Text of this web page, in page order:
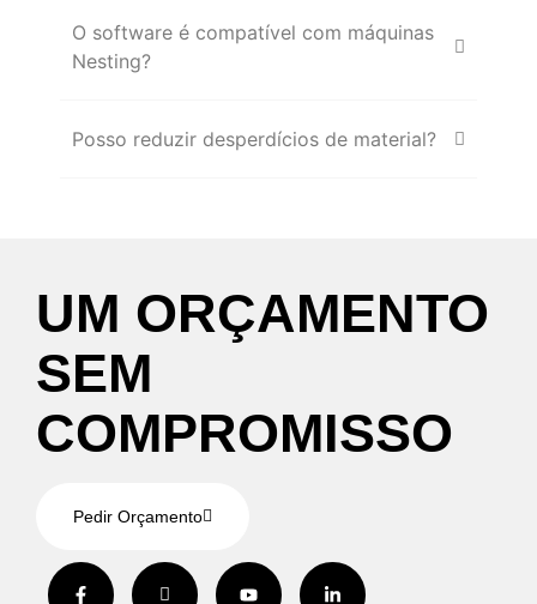
O software é compatível com máquinas
Nesting?
Posso reduzir desperdícios de material?
UM ORÇAMENTO
SEM
COMPROMISSO
Pedir Orçamento